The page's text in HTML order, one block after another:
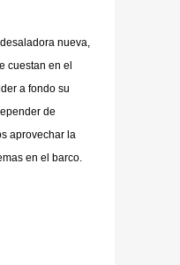
nueva,
cuestan en el
a fondo su
de
aprovechar la
en el barco.